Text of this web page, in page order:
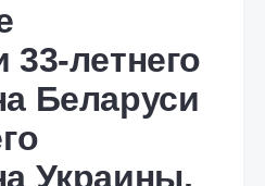
33-летнего
Беларуси
Украины,